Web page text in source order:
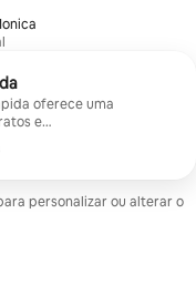
oferece uma
e
nascidos, casais, festas
preferida para uma
personalizar ou alterar o